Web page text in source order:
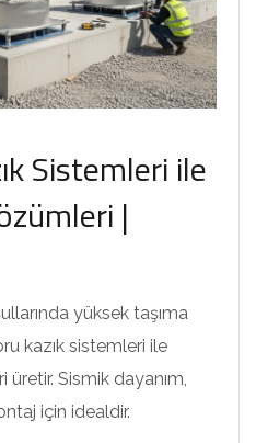
Sistemleri ile
|
yüksek taşıma
kazık sistemleri ile
Sismik dayanım,
için idealdir.